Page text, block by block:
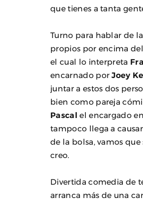
que tienes a tanta
Turno para hablar de
propios por encima
el cual lo interpreta
encarnado porJoey
juntar a estos dos
bien como pareja
Pascal el encargado
tampoco llega a
de la bolsa, vamos
creo.
Divertida comedia de
arranca más de una